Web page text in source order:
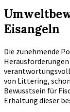
Eisangeln
Die zunehmende
von Littering,
Bewusstsein für
Erhaltung dieser